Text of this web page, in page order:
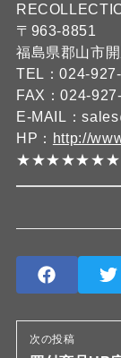
〒963-8851
福島県郡山市
TEL：024-
FAX：024-
E-MAIL：
HP： http://
次の投稿